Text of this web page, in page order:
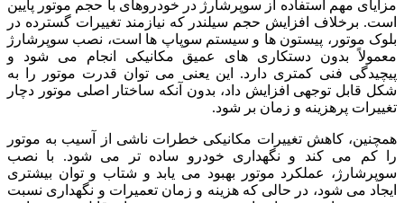
مزایای مهم استفاده از سوپرشارژ در خودروهای با حجم موتور پایین
است. برخلاف افزایش حجم سیلندر که نیازمند تغییرات گسترده در
بلوک موتور، پیستون ها و سیستم سوپاپ ها است، نصب سوپرشارژ
معمولاً بدون دستکاری های عمیق مکانیکی انجام می شود و
پیچیدگی فنی کمتری دارد. این یعنی می توان قدرت موتور را به
شکل قابل توجهی افزایش داد، بدون آنکه ساختار اصلی موتور دچار
تغییرات پرهزینه و زمان بر شود.
همچنین، کاهش تغییرات مکانیکی خطرات ناشی از آسیب به موتور
را کم می کند و نگهداری خودرو ساده تر می شود. با نصب
سوپرشارژ، عملکرد موتور بهبود می یابد و شتاب و توان بیشتری
ایجاد می شود، در حالی که هزینه و زمان تعمیرات و نگهداری نسبت